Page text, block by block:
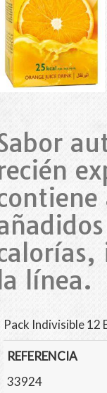
línea.
Pack Indivisible 12
REFERENCIA
33924